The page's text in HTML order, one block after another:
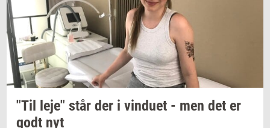
"Til leje" står der i vin­du­et - men det er
godt nyt